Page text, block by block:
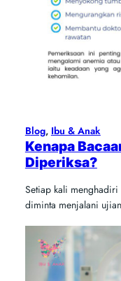
Blog, Ibu & Anak
Kenapa
Diperiksa?
Setiap kali
diminta menjalani